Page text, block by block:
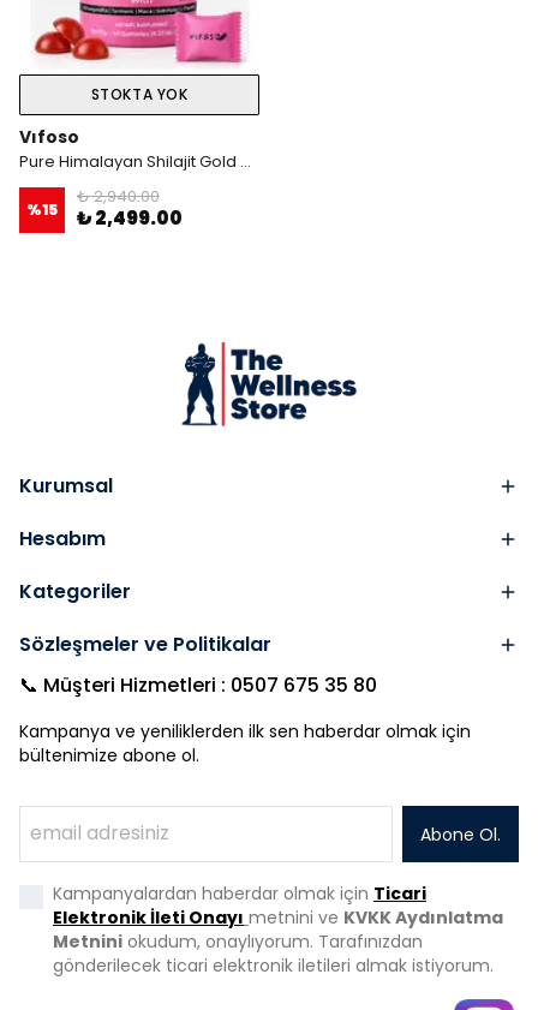
STOKTA YOK
Vıfoso
Pure Himalayan Shilajit Gold Gummies With Turmeric + Maca + Gokshura & L-theanine 60 Gummies
%15
₺ 2,940.00
₺ 2,499.00
Kurumsal
Hesabım
Kategoriler
Sözleşmeler ve Politikalar
📞 Müşteri Hizmetleri : 0507 675 35 80
Kampanya ve yeniliklerden ilk sen haberdar olmak için
bültenimize abone ol.
Abone Ol.
Kampanyalardan haberdar olmak için Ticari
Elektronik İleti Onayı metnini ve KVKK Aydınlatma
Metnini okudum, onaylıyorum. Tarafınızdan
gönderilecek ticari elektronik iletileri almak istiyorum.